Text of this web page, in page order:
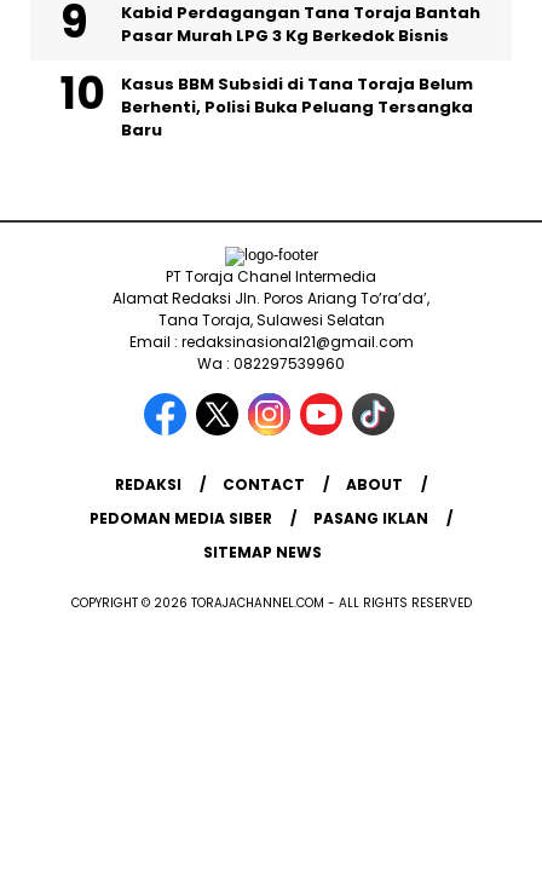
Kabid Perdagangan Tana Toraja Bantah
Pasar Murah LPG 3 Kg Berkedok Bisnis
Kasus BBM Subsidi di Tana Toraja Belum
Berhenti, Polisi Buka Peluang Tersangka
Baru
PT Toraja Chanel Intermedia
Alamat Redaksi Jln. Poros Ariang To’ra’da’,
Tana Toraja, Sulawesi Selatan
Email : redaksinasional21@gmail.com
Wa : 082297539960
REDAKSI CONTACT
ABOUT
PEDOMAN MEDIA SIBER
PASANG IKLAN
SITEMAP NEWS
COPYRIGHT © 2026 TORAJACHANNEL.COM - ALL RIGHTS RESERVED